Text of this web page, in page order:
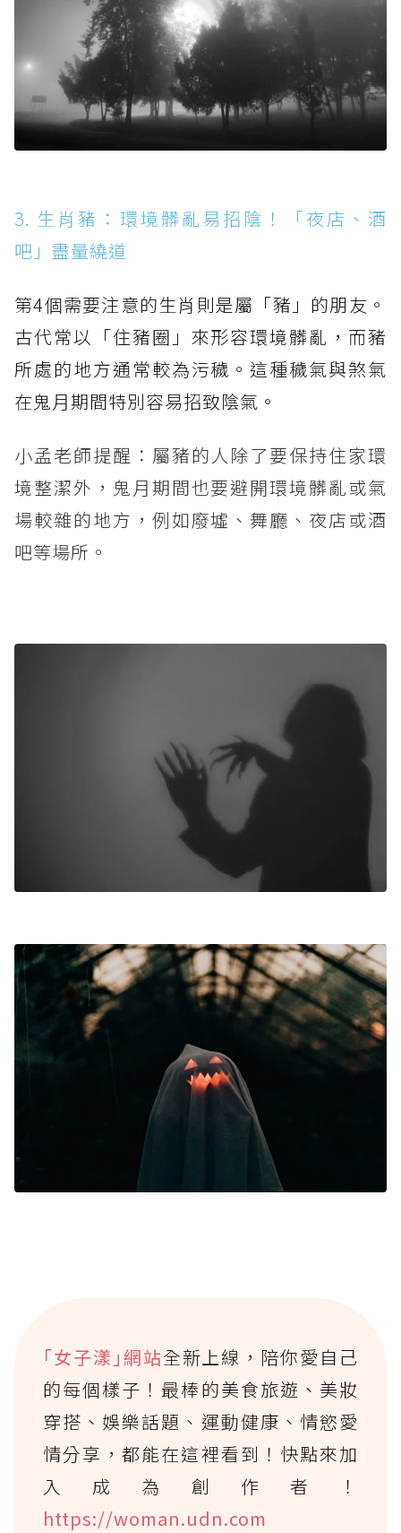
3. 生肖豬：環境髒亂易招陰！「夜店、酒
吧」盡量繞道
第4個需要注意的生肖則是屬「豬」的朋友。
古代常以「住豬圈」來形容環境髒亂，而豬
所處的地方通常較為污穢。這種穢氣與煞氣
在鬼月期間特別容易招致陰氣。
小孟老師提醒：屬豬的人除了要保持住家環
境整潔外，鬼月期間也要避開環境髒亂或氣
場較雜的地方，例如廢墟、舞廳、夜店或酒
吧等場所。
｢女子漾｣網站全新上線，陪你愛自己
的每個樣子！最棒的美食旅遊、美妝
穿搭、娛樂話題、運動健康、情慾愛
情分享，都能在這裡看到！快點來加
入成為創作者！
https://woman.udn.com